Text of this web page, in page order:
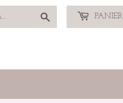
Chercher PANIER